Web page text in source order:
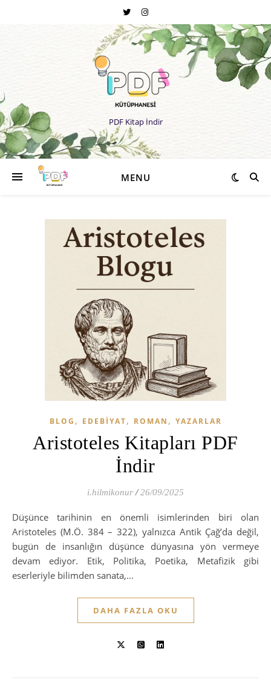
PDF Kitap İndir
MENU
BLOG , EDEBIYAT, ROMAN , YAZARLAR
Aristoteles Kitapları PDF
İndir
i.hilmikonur / 26/09/2025
Düşünce tarihinin en önemli isimlerinden biri olan
Aristoteles (M.Ö. 384 – 322), yalnızca Antik Çağ’da değil,
bugün de insanlığın düşünce dünyasına yön vermeye
devam ediyor. Etik, Politika, Poetika, Metafizik gibi
eserleriyle bilimden sanata,…
DAHA FAZLA OKU